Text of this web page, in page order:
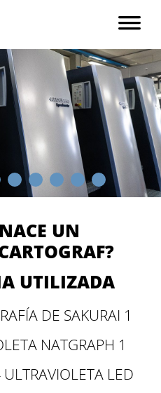
UN
UTILIZADA
DE SAKURAI 1
NATGRAPH 1
LED